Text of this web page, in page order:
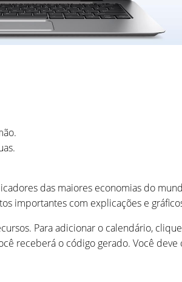
das maiores economias do
importantes com explicações e
Para adicionar o calendário,
receberá o código gerado. Você